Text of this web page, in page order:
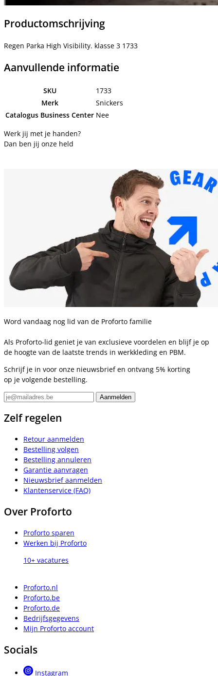
Productomschrijving
Regen Parka High Visibility. klasse 3 1733
Aanvullende informatie
SKU
1733
Merk
Snickers
Catalogus Business Center Nee
Werk jij met je handen?
Dan ben jij onze held
Word vandaag nog lid van de Proforto familie
Als Proforto-lid geniet je van exclusieve voordelen en blijf je op
de hoogte van de laatste trends in werkkleding en PBM.
Schrijf je in voor onze nieuwsbrief en ontvang 5% korting
op je volgende bestelling.
Zelf regelen
Retour aanmelden
Bestelling volgen
Bestelling annuleren
Garantie aanvragen
Nieuwsbrief aanmelden
Klantenservice (FAQ)
Over Proforto
Proforto sparen
Werken bij Proforto
10+ vacatures
Proforto.nl
Proforto.be
Proforto.de
Bedrijfsgegevens
Mijn Proforto account
Socials
Instagram